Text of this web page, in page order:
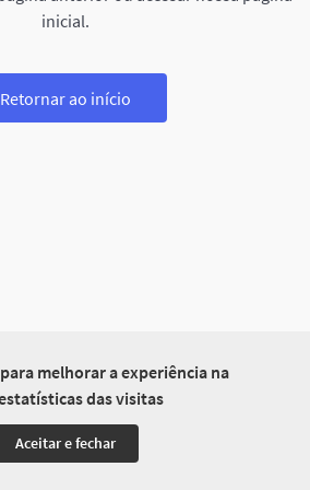
melhorar a experiência na
das visitas
Aceitar e fechar
inicial.
Retornar ao início